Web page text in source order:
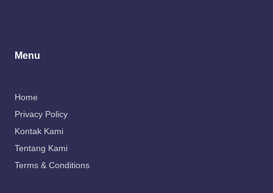
Menu
Home
Privacy Policy
Kontak Kami
Tentang Kami
Terms & Conditions